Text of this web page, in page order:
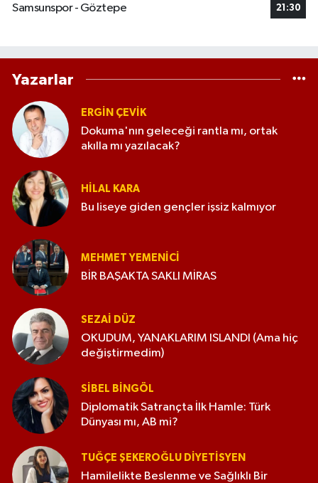
Samsunspor - Göztepe
21:30
Yazarlar
ERGIN ÇEVİK
Dokuma'nın geleceği rantla mı, ortak
akılla mı yazılacak?
HILAL KARA
Bu liseye giden gençler işsiz kalmıyor
MEHMET YEMENICI
BİR BAŞAKTA SAKLI MİRAS
SEZAI DÜZ
OKUDUM, YANAKLARIM ISLANDI (Ama hiç
değiştirmedim)
SIBEL BINGÖL
Diplomatik Satrançta İlk Hamle: Türk
Dünyası mı, AB mi?
TUĞÇE ŞEKEROĞLU DIYETISYEN
Hamilelikte Beslenme ve Sağlıklı Bir